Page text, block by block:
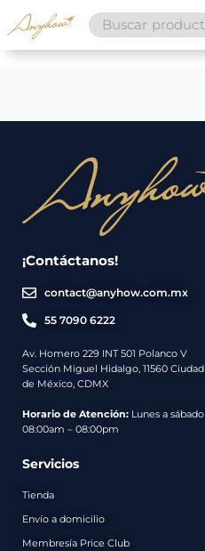
Search
for:
¡Contáctanos!
contact@anyhow.com.mx
55 7090 6222
Av. Homero 229 INT 501 Polanco V
Sección Miguel Hidalgo, 11560 Ciudad
de México, CDMX
Horario de Atención: Lunes a sábado
08:00am – 08:00pm
Servicios
Tienda
Envío a domicilio
Membresía Price Club
Nosotros
Servicios
Envíos
Métodos
de
Catálogo
Regalos
Contacto